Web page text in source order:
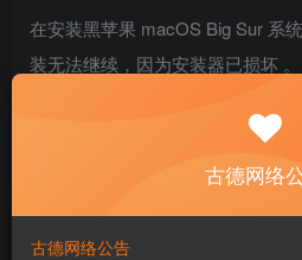
在安装黑苹果 macOS Big Sur 系
装无法继续，因为安装器已损坏
古德网络
古德网络公告